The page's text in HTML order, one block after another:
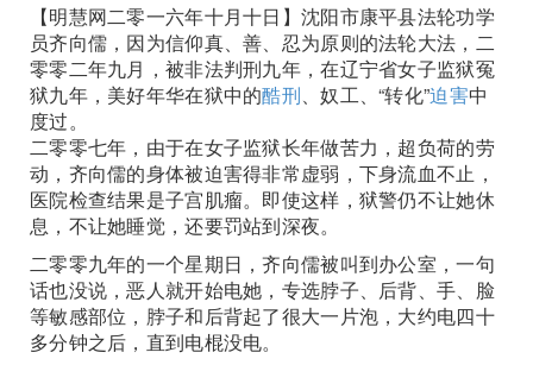
【明慧网二零一六年十月十日】沈阳市康平县法轮功学
员齐向儒，因为信仰真、善、忍为原则的法轮大法，二
零零二年九月，被非法判刑九年，在辽宁省女子监狱冤
狱九年，美好年华在狱中的酷刑、奴工、“转化”迫害中
度过。
二零零七年，由于在女子监狱长年做苦力，超负荷的劳
动，齐向儒的身体被迫害得非常虚弱，下身流血不止，
医院检查结果是子宫肌瘤。即使这样，狱警仍不让她休
息，不让她睡觉，还要罚站到深夜。
二零零九年的一个星期日，齐向儒被叫到办公室，一句
话也没说，恶人就开始电她，专选脖子、后背、手、脸
等敏感部位，脖子和后背起了很大一片泡，大约电四十
多分钟之后，直到电棍没电。